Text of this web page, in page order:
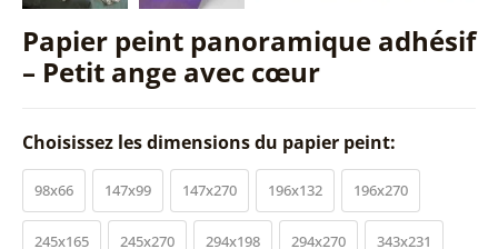
Papier peint panoramique adhésif
– Petit ange avec cœur
Choisissez les dimensions du papier peint:
98x66 147x99 147x270 196x132 196x270
245x165 245x270 294x198 294x270 343x231